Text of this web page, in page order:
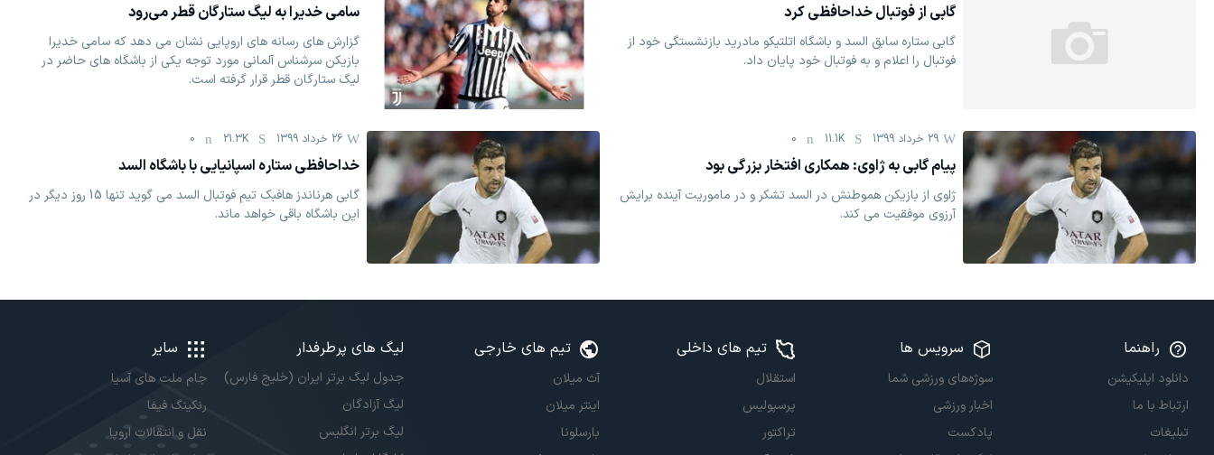
گابی از فوتبال خداحافظی کرد
گابی ستاره سابق السد و باشگاه اتلتیکو مادرید بازنشستگی خود از
فوتبال را اعلام و به فوتبال خود پایان داد.
سامی خدیرا به لیگ ستارگان قطر می‌رود
گزارش های رسانه های اروپایی نشان می دهد که سامی خدیرا
بازیکن سرشناس آلمانی مورد توجه یکی از باشگاه های حاضر در
لیگ ستارگان قطر قرار گرفته است.
29 خرداد 1399 11.1K
0
پیام گابی به ژاوی: همکاری افتخار بزرگی بود
ژاوی از بازیکن هموطنش در السد تشکر و در ماموریت آینده برایش
آرزوی موفقیت می کند.
26 خرداد 1399 21.3K
0
خداحافظی ستاره اسپانیایی با باشگاه السد
گابی هرناندز هافبک تیم فوتبال السد می گوید تنها 15 روز دیگر در
این باشگاه باقی خواهد ماند.
راهنما
دانلود اپلیکیشن
ارتباط با ما
تبلیغات
سرویس ها
سوژه‌های ورزشی شما
اخبار ورزشی
پادکست
تیم های داخلی
استقلال
پرسپولیس
تراکتور
تیم های خارجی
آث میلان
اینتر میلان
بارسلونا
لیگ های پرطرفدار
جدول لیگ برتر ایران (خلیج فارس)
لیگ آزادگان
لیگ برتر انگلیس
سایر
جام ملت های آسیا
رنکینگ فیفا
نقل و انتقالات اروپا